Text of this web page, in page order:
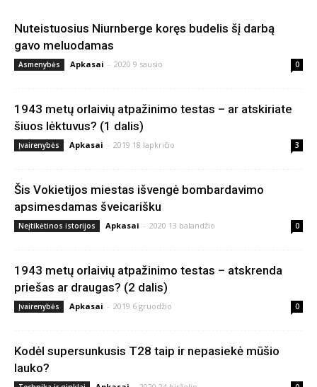
Nuteistuosius Niurnberge koręs budelis šį darbą
gavo meluodamas
Asmenybės Apkasai - 2020 9 sausio 0
1943 metų orlaivių atpažinimo testas – ar atskiriate
šiuos lėktuvus? (1 dalis)
Įvairenybės Apkasai - 2019 18 lapkričio 3
Šis Vokietijos miestas išvengė bombardavimo
apsimesdamas šveicarišku
Neįtikėtinos istorijos Apkasai - 2020 13 balandžio 0
1943 metų orlaivių atpažinimo testas – atskrenda
priešas ar draugas? (2 dalis)
Įvairenybės Apkasai - 2019 6 gruodžio 0
Kodėl supersunkusis T28 taip ir nepasiekė mūšio
lauko?